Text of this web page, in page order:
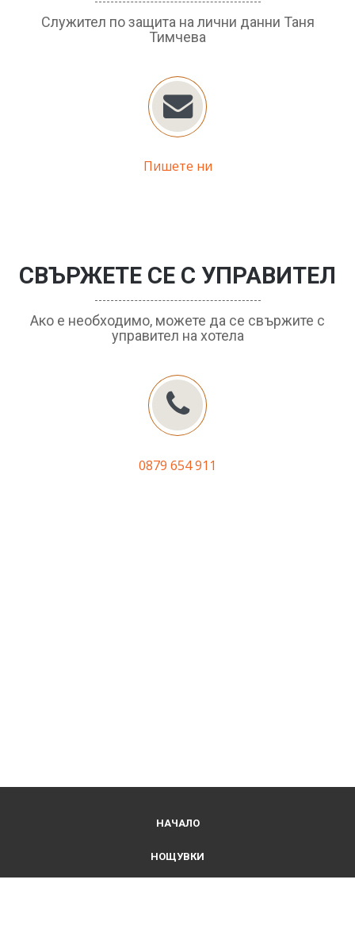
Служител по защита на лични данни Таня
Тимчева
Пишете ни
СВЪРЖЕТЕ СЕ С УПРАВИТЕЛ
Ако е необходимо, можете да се свържите с
управител на хотела
0879 654 911
НАЧАЛО
НОЩУВКИ